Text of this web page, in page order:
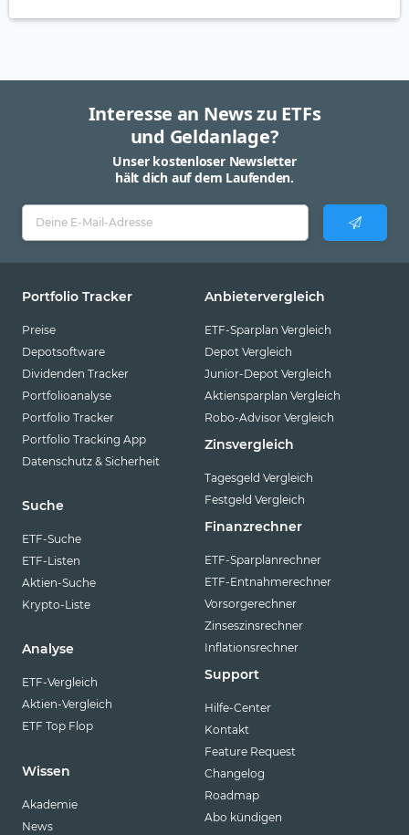
Interesse an News zu ETFs
und Geldanlage?
Unser kostenloser Newsletter
hält dich auf dem Laufenden.
Portfolio Tracker
Preise
Depotsoftware
Dividenden Tracker
Portfolioanalyse
Portfolio Tracker
Portfolio Tracking App
Datenschutz & Sicherheit
Suche
ETF-Suche
ETF-Listen
Aktien-Suche
Krypto-Liste
Analyse
ETF-Vergleich
Aktien-Vergleich
ETF Top Flop
Wissen
Akademie
News
Anbietervergleich
ETF-Sparplan Vergleich
Depot Vergleich
Junior-Depot Vergleich
Aktiensparplan Vergleich
Robo-Advisor Vergleich
Zinsvergleich
Tagesgeld Vergleich
Festgeld Vergleich
Finanzrechner
ETF-Sparplanrechner
ETF-Entnahmerechner
Vorsorgerechner
Zinseszinsrechner
Inflationsrechner
Support
Hilfe-Center
Kontakt
Feature Request
Changelog
Roadmap
Abo kündigen